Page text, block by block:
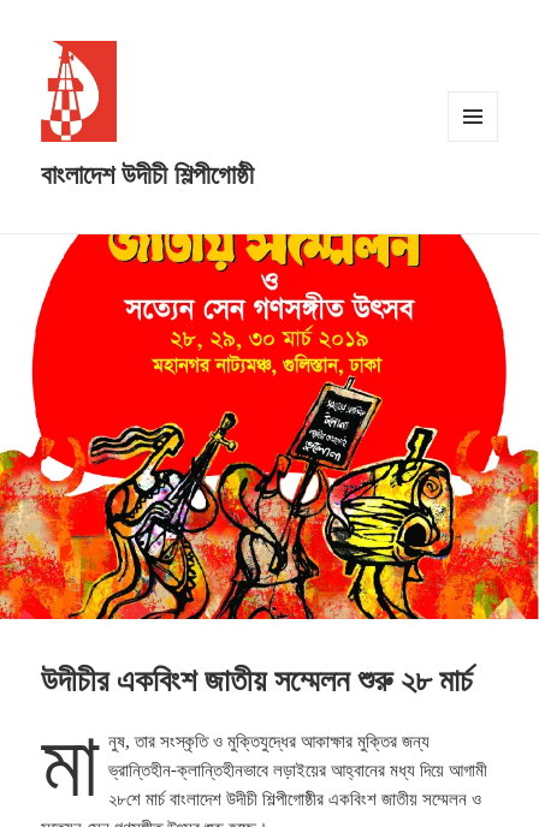
বাংলাদেশ উদীচী শিল্পীগোষ্ঠী
উদীচীর একবিংশ জাতীয় সম্মেলন শুরু ২৮ মার্চ
মা নুষ, তার সংস্কৃতি ও মুক্তিযুদ্ধের আকাক্ষার মুক্তির জন্য
ভ্রান্তিহীন-ক্লান্তিহীনভাবে লড়াইয়ের আহ্বানের মধ্য দিয়ে আগামী
২৮শে মার্চ বাংলাদেশ উদীচী শিল্পীগোষ্ঠীর একবিংশ জাতীয় সম্মেলন ও